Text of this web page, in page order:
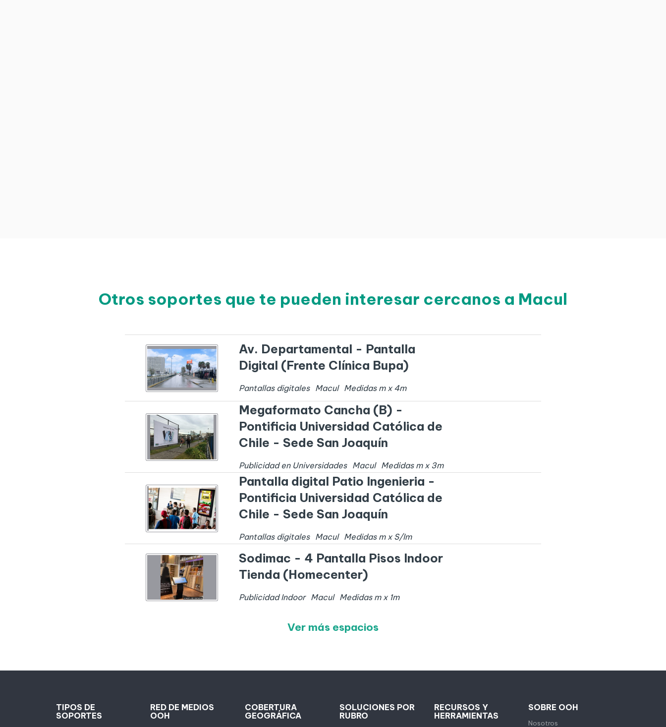
Otros soportes que te pueden interesar cercanos a Macul
Av. Departamental - Pantalla
Digital (Frente Clínica Bupa)
Pantallas digitales Macul Medidas m x 4m
Megaformato Cancha (B) -
Pontificia Universidad Católica de
Chile - Sede San Joaquín
Publicidad en Universidades Macul Medidas m x 3m
Pantalla digital Patio Ingenieria -
Pontificia Universidad Católica de
Chile - Sede San Joaquín
Pantallas digitales Macul Medidas m x S/Im
Sodimac - 4 Pantalla Pisos Indoor
Tienda (Homecenter)
Publicidad Indoor Macul Medidas m x 1m
Ver más espacios
TIPOS DE
SOPORTES
RED DE MEDIOS
OOH
COBERTURA
GEOGRÁFICA
SOLUCIONES POR
RUBRO
RECURSOS Y
HERRAMIENTAS
SOBRE OOH
Nosotros